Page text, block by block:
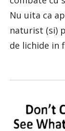
Nu uita ca
naturist (si)
de lichide in